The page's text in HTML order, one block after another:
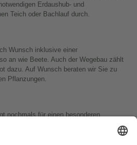
Erdaushub- und
Teich oder Bachlauf durch.
Wunsch inklusive einer
an wie Beete. Auch der Wegebau zählt
dazu. Auf Wunsch beraten wir Sie zu
Pflanzungen.
nochmals für einen besonderen
Wir beraten Sie zu den Möglichkeiten
Beleuchtungssystem.